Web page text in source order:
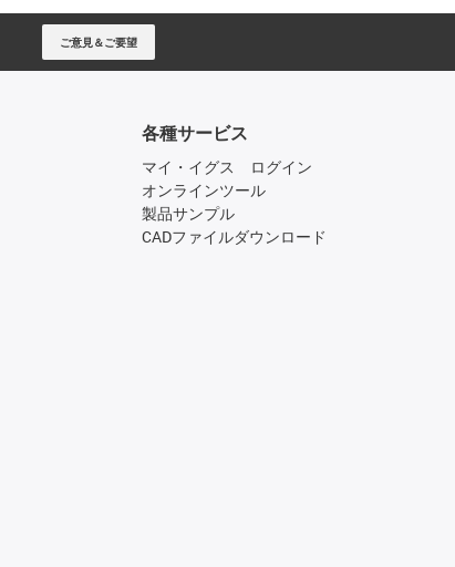
ご意見＆ご要望
各種サービス
マイ・イグス ログイン
オンラインツール
製品サンプル
CADファイルダウンロード